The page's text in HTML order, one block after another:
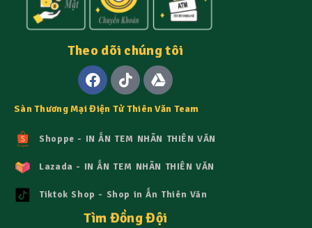
Theo dõi chúng tôi
Sàn Thương Mại Điện Tử Thiên Văn Team
Shoppe - IN ẤN TEM NHÃN THIÊN VĂN
Lazada - IN ẤN TEM NHÃN THIÊN VĂN
Tiktok Shop - Shop in Ấn Thiên Văn
Tìm Đồng Đội